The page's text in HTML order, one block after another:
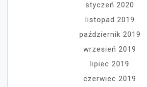
styczeń 2020
listopad 2019
październik 2019
wrzesień 2019
lipiec 2019
czerwiec 2019